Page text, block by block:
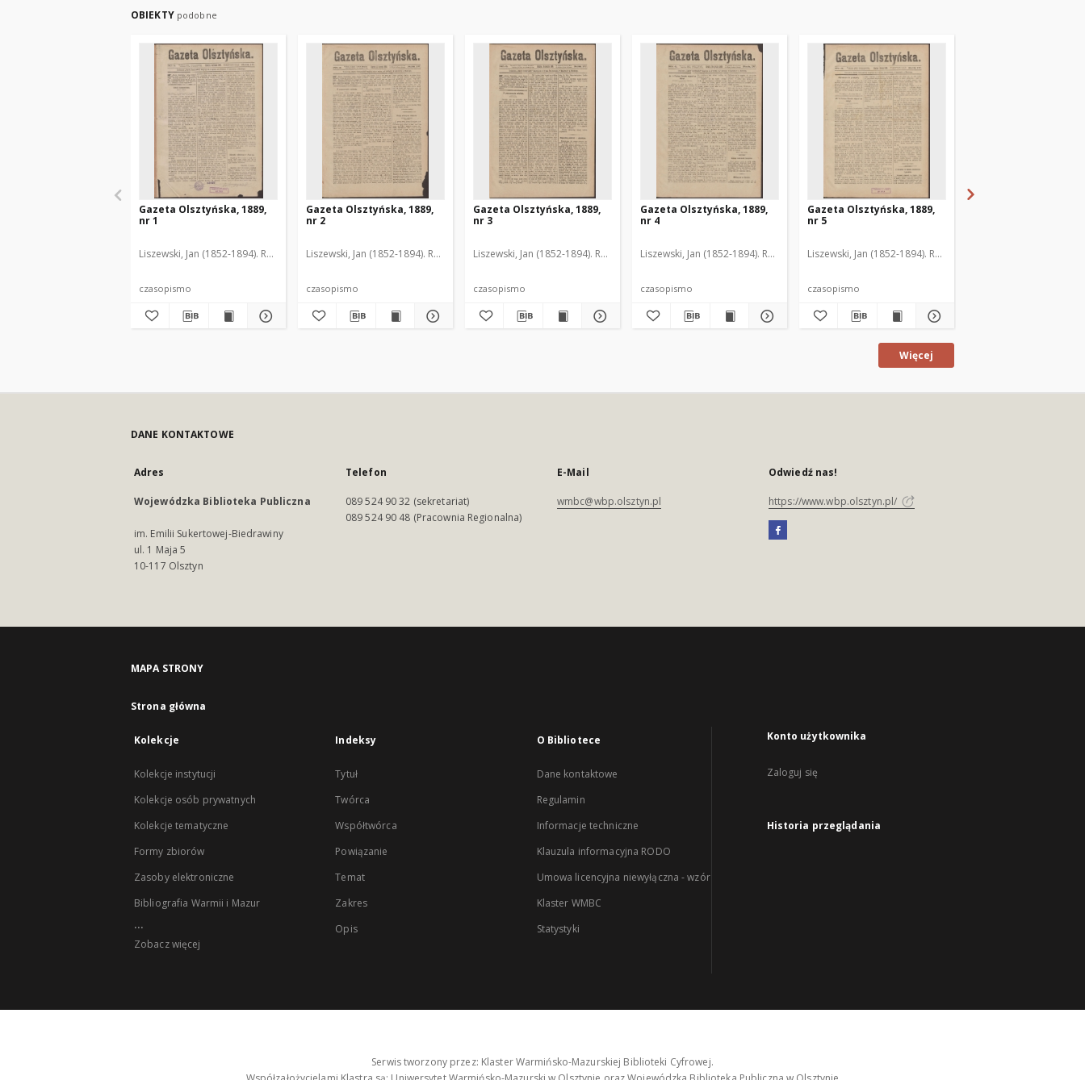
OBIEKTY podobne
Gazeta Olsztyńska, 1889,
nr 1
Liszewski, Jan (1852-1894). Red.
czasopismo
Gazeta Olsztyńska, 1889,
nr 2
Liszewski, Jan (1852-1894). Red.
czasopismo
Gazeta Olsztyńska, 1889,
nr 3
Liszewski, Jan (1852-1894). Red.
czasopismo
Gazeta Olsztyńska, 1889,
nr 4
Liszewski, Jan (1852-1894). Red.
czasopismo
Gazeta Olsztyńska, 1889,
nr 5
Liszewski, Jan (1852-1894). Red.
czasopismo
Więcej
DANE KONTAKTOWE
Adres
Wojewódzka Biblioteka Publiczna
im. Emilii Sukertowej-Biedrawiny
ul. 1 Maja 5
10-117 Olsztyn
Telefon
089 524 90 32 (sekretariat)
089 524 90 48 (Pracownia Regionalna)
E-Mail
wmbc@wbp.olsztyn.pl
Odwiedź nas!
https://www.wbp.olsztyn.pl/
MAPA STRONY
Strona główna
Kolekcje
Kolekcje instytucji
Kolekcje osób prywatnych
Kolekcje tematyczne
Formy zbiorów
Zasoby elektroniczne
Bibliografia Warmii i Mazur
...
Zobacz więcej
Indeksy
Tytuł
Twórca
Współtwórca
Powiązanie
Temat
Zakres
Opis
O Bibliotece
Dane kontaktowe
Regulamin
Informacje techniczne
Klauzula informacyjna RODO
Umowa licencyjna niewyłączna - wzór
Klaster WMBC
Statystyki
Konto użytkownika
Zaloguj się
Historia przeglądania
Serwis tworzony przez: Klaster Warmińsko-Mazurskiej Biblioteki Cyfrowej.